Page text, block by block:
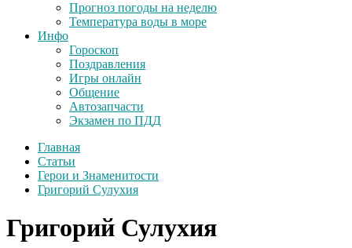
Прогноз погоды на неделю
Температура воды в море
Инфо
Гороскоп
Поздравления
Игры онлайн
Общение
Автозапчасти
Экзамен по ПДД
Главная
Статьи
Герои и Знаменитости
Григорий Сулухия
Григорий Сулухия